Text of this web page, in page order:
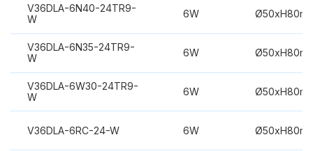
V36DLA-6N40-24TR9-
W
6W
V36DLA-6N35-24TR9-
W
6W
V36DLA-6W30-24TR9-
W
6W
V36DLA-6RC-24-W 6W